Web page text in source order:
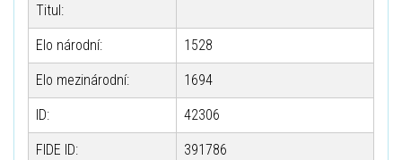
Titul:
Elo národní: 1528
Elo mezinárodní: 1694
ID: 42306
FIDE ID: 391786